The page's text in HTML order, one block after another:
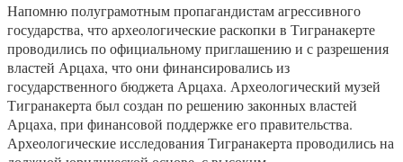
Напомню полуграмотным пропагандистам агрессивного
государства, что археологические раскопки в Тигранакерте
проводились по официальному приглашению и с разрешения
властей Арцаха, что они финансировались из
государственного бюджета Арцаха. Археологический музей
Тигранакерта был создан по решению законных властей
Арцаха, при финансовой поддержке его правительства.
Археологические исследования Тигранакерта проводились на